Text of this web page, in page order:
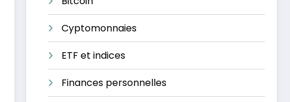
Cyptomonnaies
ETF et indices
Finances personnelles